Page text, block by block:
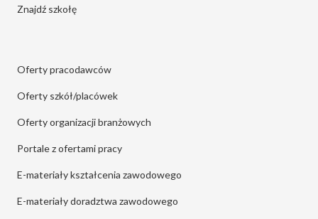
Znajdź szkołę
Oferty pracodawców
Oferty szkół/placówek
Oferty organizacji branżowych
Portale z ofertami pracy
E-materiały kształcenia zawodowego
E-materiały doradztwa zawodowego